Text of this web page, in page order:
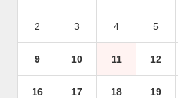
2 3 4 5
9 10 11 12
16 17 18 19